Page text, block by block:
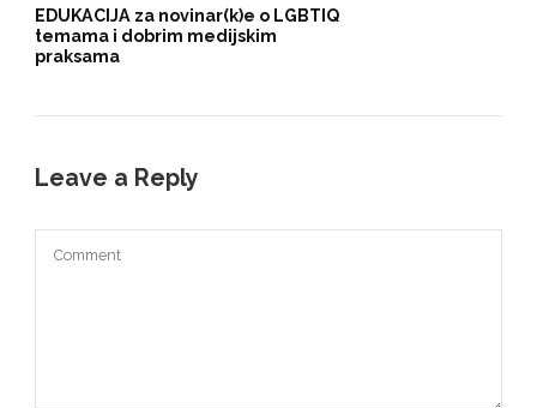
EDUKACIJA za novinar(k)e o LGBTIQ
temama i dobrim medijskim
praksama
Leave a Reply